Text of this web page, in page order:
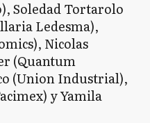
Soledad Tortarolo
Ledesma),
Nicolas
(Quantum
(Union Industrial),
y Yamila